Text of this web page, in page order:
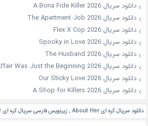
دانلود سریال A Bona Fide Killer 2026
دانلود سریال The Apartment Job 2026
دانلود سریال Flex X Cop 2026
دانلود سریال Spooky in Love 2026
دانلود سریال The Husband 2026
دانلود سریال The Affair Was Just the Beginning 2026
دانلود سریال Our Sticky Love 2026
دانلود سریال A Shop for Killers 2026
دانلود سریال کره ای About Her ,زیرنویس فارسی سریال کره ای Let Me Introduce Her